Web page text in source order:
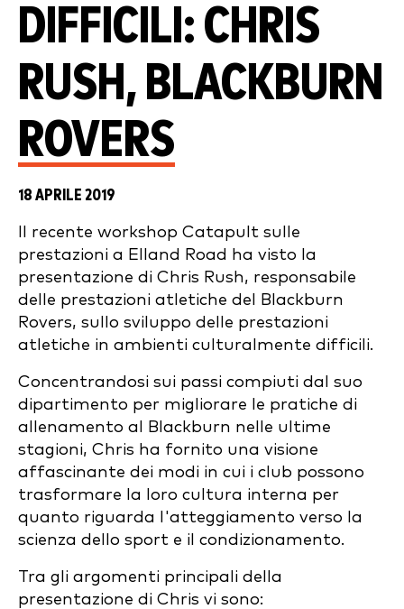
DIFFICILI: CHRIS
RUSH, BLACKBURN
ROVERS
18 APRILE 2019
Il recente workshop Catapult sulle
prestazioni a Elland Road ha visto la
presentazione di Chris Rush, responsabile
delle prestazioni atletiche del Blackburn
Rovers, sullo sviluppo delle prestazioni
atletiche in ambienti culturalmente difficili.
Concentrandosi sui passi compiuti dal suo
dipartimento per migliorare le pratiche di
allenamento al Blackburn nelle ultime
stagioni, Chris ha fornito una visione
affascinante dei modi in cui i club possono
trasformare la loro cultura interna per
quanto riguarda l'atteggiamento verso la
scienza dello sport e il condizionamento.
Tra gli argomenti principali della
presentazione di Chris vi sono: